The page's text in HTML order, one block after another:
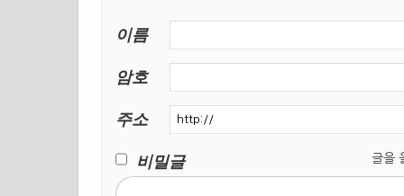
이름
암호
주소
비밀글
글을